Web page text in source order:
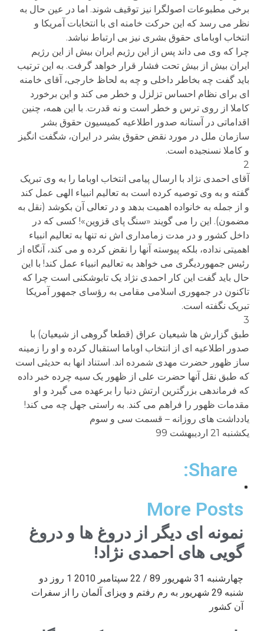
برخی مطبوعات اصولگرا نیز توقیف شوند. اما در عین حال به
نظر می رسد که این حرکت خامنه ای با انتخابات آمریکا و
انتخاب اوبامای حقوق بشری نیز بی ارتباط نباشد.
چرا که وی می داند پس از این رژیم ایران بیش از این رژیم
ایران بیش از بیش تحت فشار قرار خواهد گرفت. به این ترتیب
باید گفت چه بخاطر داخلی و چه به لحاظ خارجی، آقای خامنه
ای برای نظام احساس تزلزل و خطر می کند و این برخورد
کاملا از روی ترس و خطر است و نه قدرت. با این همه، چنین
اقداماتی در آستانه صدور اطلاعیه کمیسیون حقوق بشر
سازمان ملل در مورد نقض حقوق بشر در ایران، شگفت انگیز
و کاملا نسنجیده است.
2
آقای احمدی نژاد با ارسال پیامی انتخاب اوباما را به وی تبریک
گفته و به وی توصیه کرده است به تعالیم انبیاء الهی عمل کند
و از جمله به خانواده اهمیت بدهد و در تعالی آن بکوشد (نقل به
مضمون). این را می گویند «سنگ پای قزوین»! کسی که در
داخل کشور و در مدت زمامداری اش نه تنها به تعالیم انبیاء
اهمیتی نداده، بلکه پیوسته آنها را نقض کرده و می کند، آنگاه از
رئیس جمهوردیگری می خواهد به تعالیم انبیاء عمل کند! با این
حال باید گفت این کار احمدی نژاد یک تابوشکنی است چرا که
تاکنون در جمهوری اسلامی مقامی به رؤسای جمهور آمریکا
تبریک نگفته است.
3
طبق گزارش ها شیعیان عراق (قطعا گروهی از شیعیان) با
صدور اطلاعیه ای از انتخاب اوباما استقبال کرده و او را زمینه
ساز ظهور حضرت مهدی شمرده اند. استناد انها به حدیثی است
که طبق نقل آنها حضرت علی از ظهور یک سیه چرده خبر داده
که فرماندهی بزرگترین ارتش دنیا را برعهده می گیرد و او
مقدمات ظهور را فراهم می کند. به راستی جهل چه می کند!
یادداشت های روزانه – قسمت سی و سوم
یکشنبه 21 اردیبهشت 99
Share:
More Posts
نمونه ای دیگر از دروغ ها و دروغ
گویی های احمدی نژاد!
چهارشنبه 31 شهریور 89 / 22 سپتامبر 2010 1 روز دو
شنبه 29 شهریور به رم رفتم و ویزای آلمان را از سفرات
آن کشور